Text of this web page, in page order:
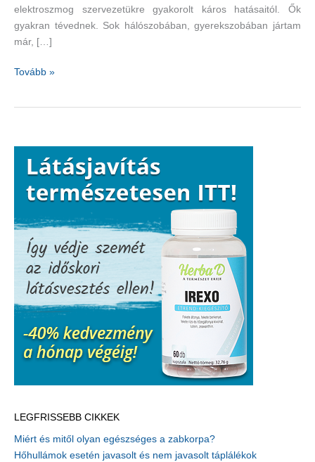
elektroszmog szervezetükre gyakorolt káros hatásaitól. Ők
gyakran tévednek. Sok hálószobában, gyerekszobában jártam
már, […]
Elektroszmog
Tovább »
LEGFRISSEBB CIKKEK
Miért és mitől olyan egészséges a zabkorpa?
Hőhullámok esetén javasolt és nem javasolt táplálékok